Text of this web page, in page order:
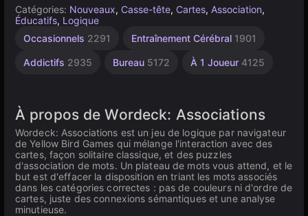
Catégories: Nouveaux, Casse-tête, Cartes, Association,
Éducatifs, Logique
Occasionnels 2291 Entraînement Cérébral 1901
Addictifs 2935 Bureau 5172 À 1 Joueur 4125
À propos de Wordeck: Associations
Wordeck: Associations est un jeu de logique par navigateur
de Yellow Bird Games qui mélange l'interaction avec des
cartes, façon solitaire classique, et des puzzles
d'association de mots. Un plateau de mots vous attend, et le
but est d'effacer la disposition en triant les mots associés
dans les catégories correctes : pas de couleurs ni d'ordre de
cartes, juste des connexions sémantiques et une analyse
minutieuse.